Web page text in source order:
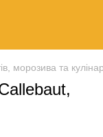
морозива та